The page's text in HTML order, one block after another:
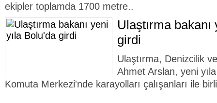
ekipler toplamda 1700 metre..
Ulaştırma
girdi
Ulaştırma, Denizcilik
Ahmet Arslan, yeni
Komuta Merkezi'nde karayolları çalışanları ile